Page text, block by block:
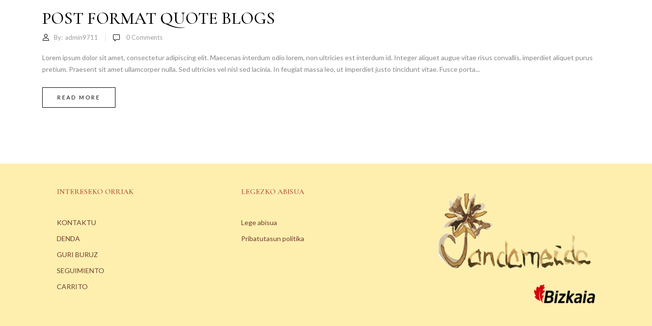
POST FORMAT QUOTE BLOGS
By: admin9711 0 Comments
Lorem ipsum dolor sit amet, consectetur adipiscing elit. Maecenas interdum odio lorem, non ultricies est interdum id. Integer aliquet augue vitae risus convallis, imperdiet aliquet purus
pretium. Praesent sit amet ullamcorper nulla. Sed ultricies vel nisl sed lacinia. In feugiat massa leo, ut imperdiet justo tincidunt vitae. Fusce porta...
READ MORE
INTERESEKO ORRIAK
KONTAKTU
DENDA
GURI BURUZ
SEGUIMIENTO
CARRITO
LEGEZKO ABISUA
Lege abisua
Pribatutasun politika